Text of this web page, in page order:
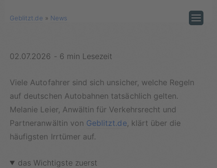
Geblitzt.de » News
02.07.2026 - 6 min Lesezeit
Viele Autofahrer sind sich unsicher, welche Regeln
auf deutschen Autobahnen tatsächlich gelten.
Melanie Leier, Anwältin für Verkehrsrecht und
Partneranwältin von Geblitzt.de, klärt über die
häufigsten Irrtümer auf.
das Wichtigste zuerst